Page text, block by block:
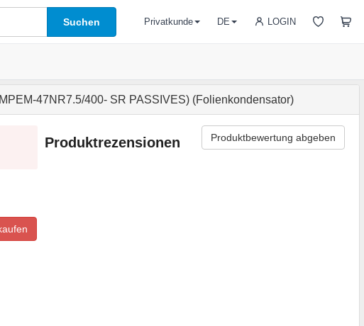
Suchen LOGIN
Privatkunde DE
47NR7.5/400- SR PASSIVES) (Folienkondensator)
Produktrezensionen Produktbewertung abgeben